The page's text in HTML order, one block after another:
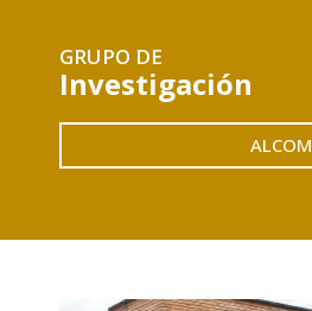
GRUPO DE
Investigación
ALCOM